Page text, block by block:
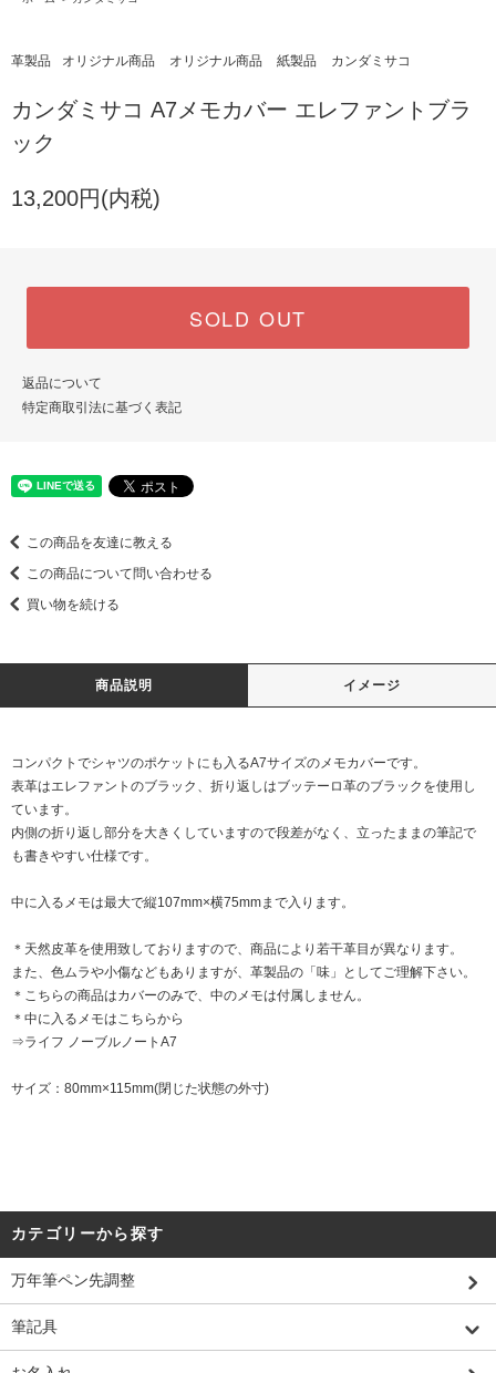
革製品 オリジナル商品 オリジナル商品 紙製品 カンダミサコ
カンダミサコ A7メモカバー エレファントブラ
ック
13,200円(内税)
SOLD OUT
返品について
特定商取引法に基づく表記
この商品を友達に教える
この商品について問い合わせる
買い物を続ける
商品説明 イメージ
コンパクトでシャツのポケットにも入るA7サイズのメモカバーです。
表革はエレファントのブラック、折り返しはブッテーロ革のブラックを使用し
ています。
内側の折り返し部分を大きくしていますので段差がなく、立ったままの筆記で
も書きやすい仕様です。
中に入るメモは最大で縦107mm×横75mmまで入ります。
＊天然皮革を使用致しておりますので、商品により若干革目が異なります。
また、色ムラや小傷などもありますが、革製品の「味」としてご理解下さい。
＊こちらの商品はカバーのみで、中のメモは付属しません。
＊中に入るメモはこちらから
⇒ライフ ノーブルノートA7
サイズ：80mm×115mm(閉じた状態の外寸)
カテゴリーから探す
万年筆ペン先調整
筆記具